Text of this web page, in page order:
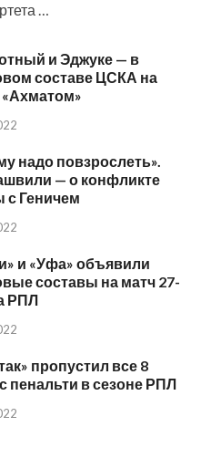
…
и Эджуке — в
составе ЦСКА на
«Ахматом»
надо повзрослеть».
— о конфликте
Геничем
и «Уфа» объявили
составы на матч 27-
РПЛ
пропустил все 8
пенальти в сезоне РПЛ